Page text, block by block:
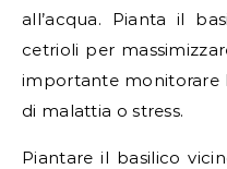
all’acqua. Pianta il
cetrioli per
importante monitorare
di malattia o stress.
Piantare il basilico